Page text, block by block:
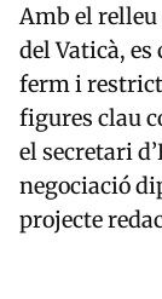
Amb el relleu
del Vaticà,
ferm i
figures clau
el secretari
negociació
projecte